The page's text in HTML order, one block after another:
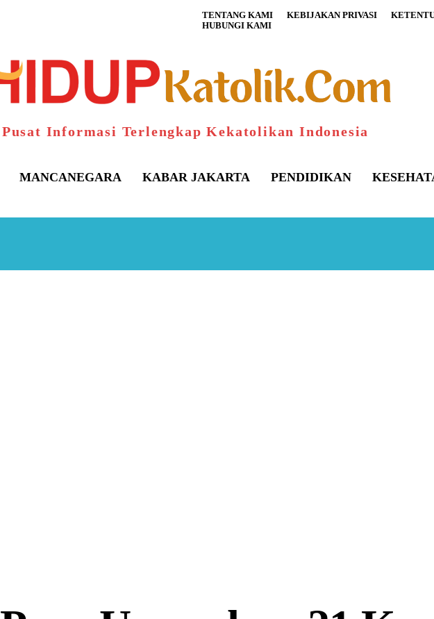
TENTANG KAMI KEBIJAKAN PRIVASI
HUBUNGI KAMI
Pusat Informasi Terlengkap Kekatolikan Indonesia
MANCANEGARA KABAR JAKARTA PENDIDIKAN